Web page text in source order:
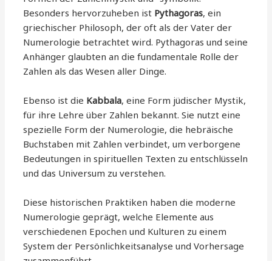
Besonders hervorzuheben ist Pythagoras, ein
griechischer Philosoph, der oft als der Vater der
Numerologie betrachtet wird. Pythagoras und seine
Anhänger glaubten an die fundamentale Rolle der
Zahlen als das Wesen aller Dinge.
Ebenso ist die Kabbala, eine Form jüdischer Mystik,
für ihre Lehre über Zahlen bekannt. Sie nutzt eine
spezielle Form der Numerologie, die hebräische
Buchstaben mit Zahlen verbindet, um verborgene
Bedeutungen in spirituellen Texten zu entschlüsseln
und das Universum zu verstehen.
Diese historischen Praktiken haben die moderne
Numerologie geprägt, welche Elemente aus
verschiedenen Epochen und Kulturen zu einem
System der Persönlichkeitsanalyse und Vorhersage